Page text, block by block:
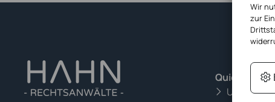
Quick-Links
Urteile im
Wir
zur